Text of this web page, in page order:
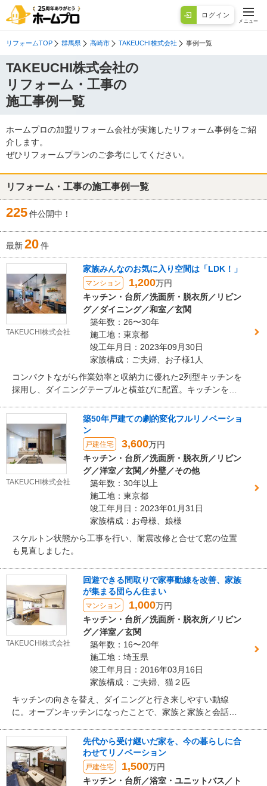
ログイン
メニュー
リフォームTOP 群馬県 高崎市 TAKEUCHI株式会社 事例一覧
TAKEUCHI株式会社の
リフォーム・工事の
施工事例一覧
ホームプロの加盟リフォーム会社が実施したリフォーム事例をご紹
介します。
ぜひリフォームプランのご参考にしてください。
リフォーム・工事の施工事例一覧
225件公開中！
最新20件
TAKEUCHI株式会社
家族みんなのお気に入り空間は「LDK！」
マンション 1,200万円
キッチン・台所／洗面所・脱衣所／リビン
グ／ダイニング／和室／玄関
築年数：26〜30年
施工地：東京都
竣工年月日：2023年09月30日
家族構成：ご夫婦、お子様1人
コンパクトながら作業効率と収納力に優れた2列型キッチンを
採用し、ダイニングテーブルと横並びに配置。キッチンを中
TAKEUCHI株式会社
築50年戸建ての劇的変化フルリノベーショ
ン
戸建住宅 3,600万円
キッチン・台所／洗面所・脱衣所／リビン
グ／洋室／玄関／外壁／その他
築年数：30年以上
施工地：東京都
竣工年月日：2023年01月31日
家族構成：お母様、娘様
スケルトン状態から工事を行い、耐震改修と合せて窓の位置
も見直しました。
TAKEUCHI株式会社
回遊できる間取りで家事動線を改善、家族
が集まる団らん住まい
マンション 1,000万円
キッチン・台所／洗面所・脱衣所／リビン
グ／洋室／玄関
築年数：16〜20年
施工地：埼玉県
竣工年月日：2016年03月16日
家族構成：ご夫婦、猫２匹
キッチンの向きを替え、ダイニングと行き来しやすい動線
に。オープンキッチンになったことで、家族と家族と会話の
先代から受け継いだ家を、今の暮らしに合
わせてリノベーション
戸建住宅 1,500万円
キッチン・台所／浴室・ユニットバス／ト